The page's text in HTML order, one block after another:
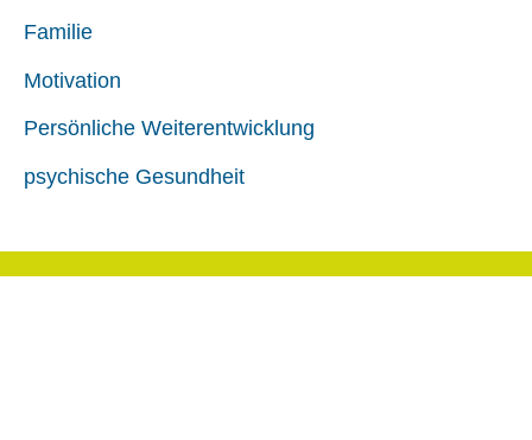
Familie
Motivation
Persönliche Weiterentwicklung
psychische Gesundheit